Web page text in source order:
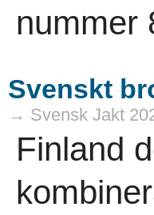
nummer
Svenskt
→ Svensk Jakt
Finland